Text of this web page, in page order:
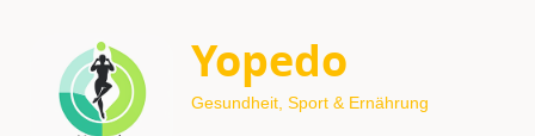
Yopedo
Gesundheit, Sport & Ernährung